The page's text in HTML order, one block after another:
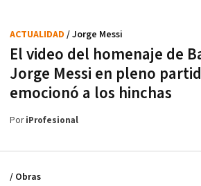
El video del homenaje de
Jorge Messi en pleno
emocionó a los hinchas
ACTUALIDAD / Jorge Messi
PoriProfesional
/ Obras